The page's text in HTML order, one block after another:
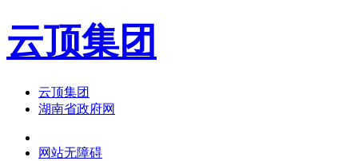
云顶集团
云顶集团
湖南省政府网
网站无障碍